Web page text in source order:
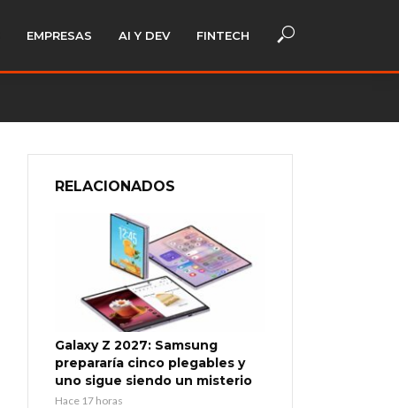
EMPRESAS AI Y DEV FINTECH
RELACIONADOS
Galaxy Z 2027: Samsung
prepararía cinco plegables y
uno sigue siendo un misterio
Hace 17 horas